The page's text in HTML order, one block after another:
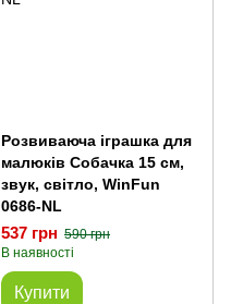
Розвиваюча іграшка для
малюків Собачка 15 см,
звук, світло, WinFun
0686-NL
537 грн 590 грн
В наявності
Купити